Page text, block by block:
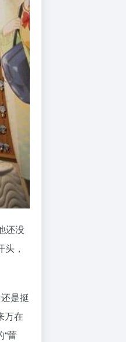
还没
，
是挺
万在
蕾